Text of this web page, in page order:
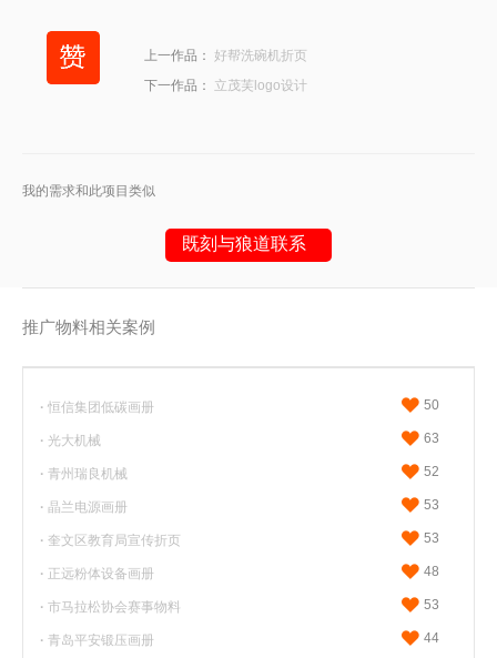
上一作品： 好帮洗碗机折页
下一作品： 立茂芙logo设计
我的需求和此项目类似
既刻与狼道联系
或请拨打18053617900
推广物料相关案例
· 恒信集团低碳画册 50
· 光大机械 63
· 青州瑞良机械 52
· 晶兰电源画册 53
· 奎文区教育局宣传折页 53
· 正远粉体设备画册 48
· 市马拉松协会赛事物料 53
· 青岛平安锻压画册 44